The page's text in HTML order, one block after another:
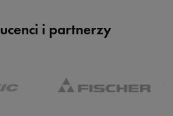
i partnerzy